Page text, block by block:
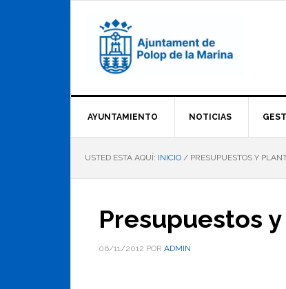
AYUNTAMIENTO NOTICIAS
USTED ESTÁ AQUÍ: INICIO / PRESUPUESTOS Y
Presupuestos
06/11/2012 POR ADMIN